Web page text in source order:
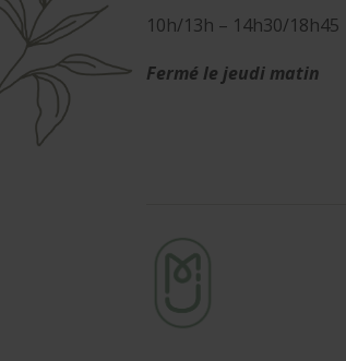
10h/13h – 14h30/18h45
Fermé le jeudi matin